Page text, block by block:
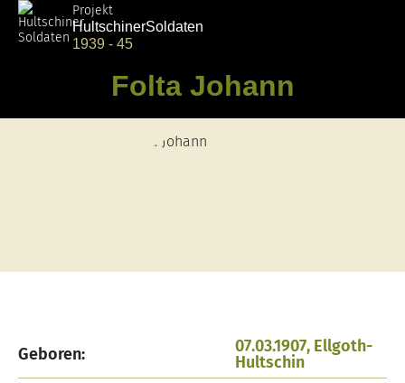
Projekt
HultschinerSoldaten
1939 - 45
Folta Johann
Geboren:
07.03.1907, Ellgoth-
Hultschin